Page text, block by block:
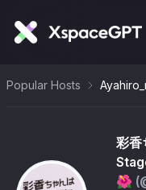
Popular Hosts
彩香
🌺